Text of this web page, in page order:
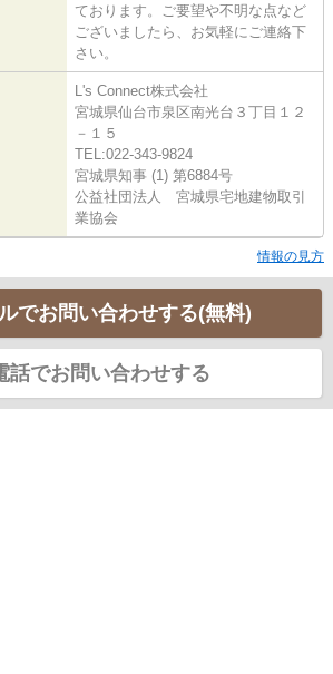
ております。ご要望や不明な点など
ございましたら、お気軽にご連絡下
さい。
L's Connect株式会社
宮城県仙台市泉区南光台３丁目１２
－１５
TEL:022-343-9824
宮城県知事 (1) 第6884号
公益社団法人 宮城県宅地建物取引
業協会
情報の見方
でお問い合わせする(無料)
話でお問い合わせする